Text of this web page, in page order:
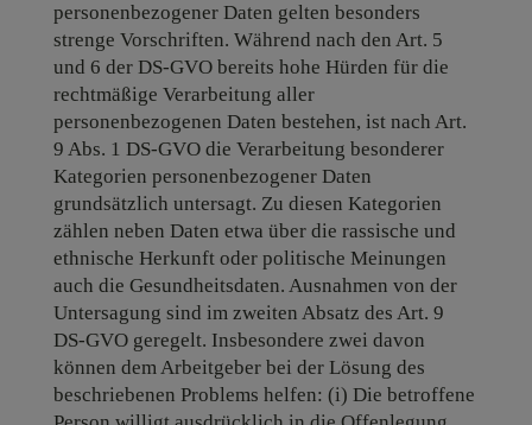
personenbezogener Daten gelten besonders
strenge Vorschriften. Während nach den Art. 5
und 6 der DS-GVO bereits hohe Hürden für die
rechtmäßige Verarbeitung aller
personenbezogenen Daten bestehen, ist nach Art.
9 Abs. 1 DS-GVO die Verarbeitung besonderer
Kategorien personenbezogener Daten
grundsätzlich untersagt. Zu diesen Kategorien
zählen neben Daten etwa über die rassische und
ethnische Herkunft oder politische Meinungen
auch die Gesundheitsdaten. Ausnahmen von der
Untersagung sind im zweiten Absatz des Art. 9
DS-GVO geregelt. Insbesondere zwei davon
können dem Arbeitgeber bei der Lösung des
beschriebenen Problems helfen: (i) Die betroffene